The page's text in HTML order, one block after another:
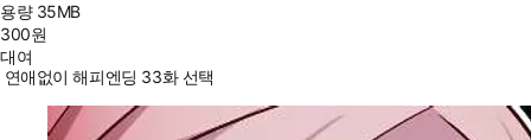
용량 35MB
300원
대여
연애없이 해피엔딩 33화 선택